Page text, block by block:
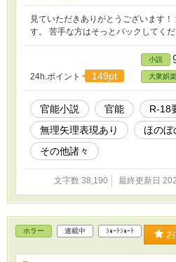
見ていただきありがとうございます
す。 苦手な方はそっとバックしてく
24h.ポイント 149pt
小説
大衆娯楽
官能小説 官能 R-18
無理矢理表現あり
ほのぼ
その他諸々
文字数 38,190 最終更新日
ホラー 連載中 ｼｮｰﾄｼｮｰﾄ